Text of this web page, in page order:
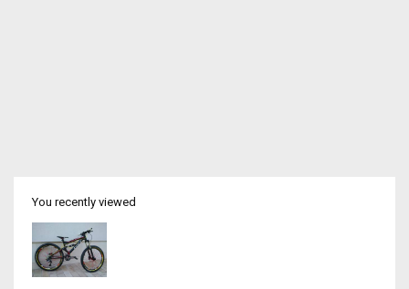
You recently viewed